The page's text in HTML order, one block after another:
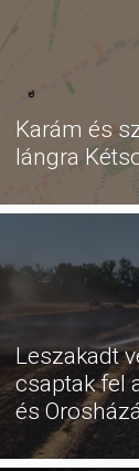
Karám és
lángra
Leszakadt
csaptak fel
és